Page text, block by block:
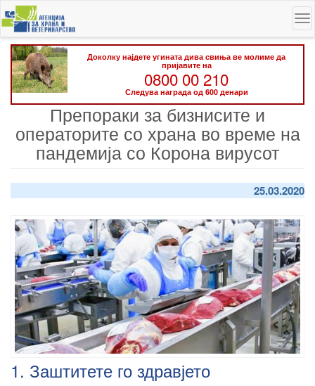
Skip
to
main
content
Доколку најдете угината дива свиња ве молиме да
пријавите на
0800 00 210
Следува награда од 600 денари
Препораки за бизнисите и
операторите со храна во време на
пандемија со Корона вирусот
25.03.2020
1. Заштитете го здравјето